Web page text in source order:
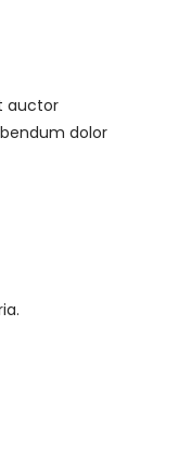
auctor
dolor